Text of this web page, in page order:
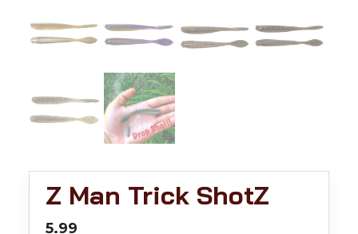
Z Man Trick ShotZ
5.99